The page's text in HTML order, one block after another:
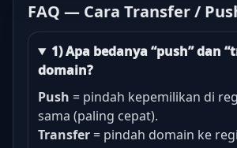
FAQ — Cara Transfer /
1) Apa bedanya “push” dan
domain?
Push = pindah kepemilikan di
sama (paling cepat).
Transfer = pindah domain ke